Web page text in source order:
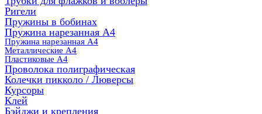
Ригели
Пружины в бобинах
Пружина нарезанная А4
Пружина нарезанная А4
Металлические А4
Пластиковые А4
Проволока полиграфическая
Колечки пикколо / Люверсы
Курсоры
Клей
Бэйджи и крепления